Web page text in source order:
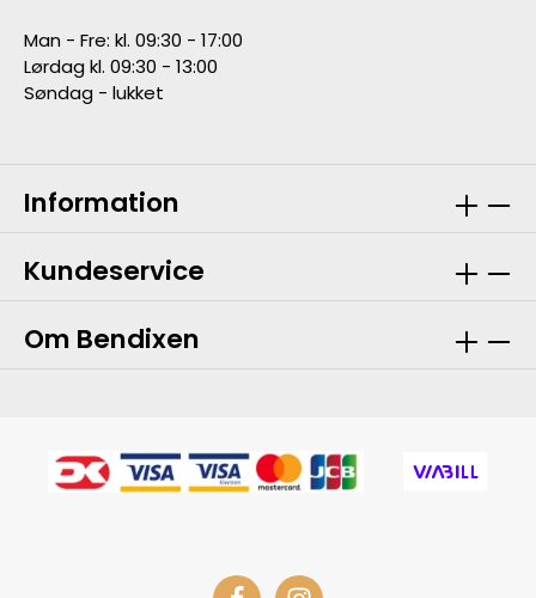
Man - Fre: kl. 09:30 - 17:00
Lørdag kl. 09:30 - 13:00
Søndag - lukket
Information
Kundeservice
Om Bendixen